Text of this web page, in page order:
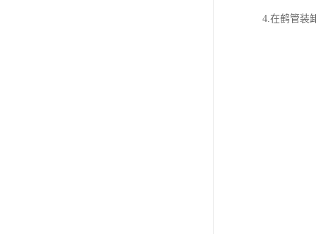
4.在鹤管装